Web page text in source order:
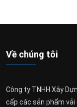
Về chúng tôi
Công ty TNHH Xây
cấp các sản phẩm